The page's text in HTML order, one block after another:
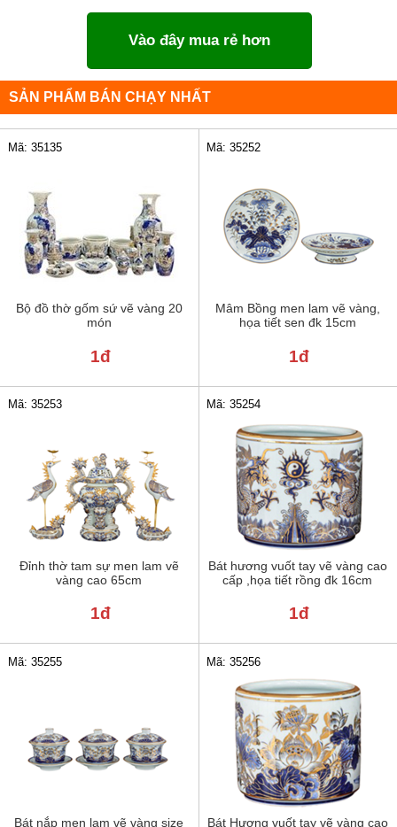
Vào đây mua rẻ hơn
SẢN PHẨM BÁN CHẠY NHẤT
Bộ đồ thờ gốm sứ vẽ vàng 20
món
Mã: 35135
1đ
Mâm Bồng men lam vẽ vàng,
họa tiết sen đk 15cm
Mã: 35252
1đ
Đỉnh thờ tam sự men lam vẽ
vàng cao 65cm
Mã: 35253
1đ
Bát hương vuốt tay vẽ vàng cao
cấp ,họa tiết rồng đk 16cm
Mã: 35254
1đ
Bát nắp men lam vẽ vàng size
Mã: 35255
Bát Hương vuốt tay vẽ vàng cao
Mã: 35256